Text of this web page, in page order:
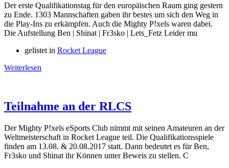
Der erste Qualifikationstag für den europäischen Raum ging gestern
zu Ende. 1303 Mannschaften gaben ihr bestes um sich den Weg in
die Play-Ins zu erkämpfen. Auch die Mighty P!xels waren dabei.
Die Aufstellung Ben | Shinat | Fr3sko | Lets_Fetz Leider mu
gelistet in Rocket League
Weiterlesen
Teilnahme an der RLCS
Der Mighty P!xels eSports Club nimmt mit seinen Amateuren an der
Weltmeisterschaft in Rocket League teil. Die Qualifikationsspiele
finden am 13.08. & 20.08.2017 statt. Dann bedeutet es für Ben,
Fr3sko und Shinat ihr Können unter Beweis zu stellen. C